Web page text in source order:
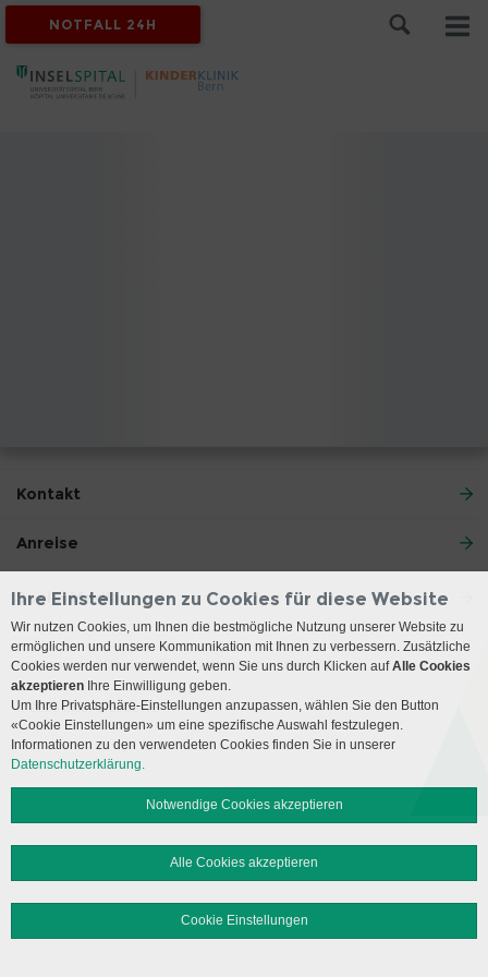
NOTFALL 24H
Kontakt
Anreise
Social Media
Impressum Disclaimer Datenschutz Sitemap
© 2026 Insel Gruppe AG
Ihre Einstellungen zu Cookies für diese Website
Wir nutzen Cookies, um Ihnen die bestmögliche Nutzung unserer Website zu
ermöglichen und unsere Kommunikation mit Ihnen zu verbessern. Zusätzliche
Cookies werden nur verwendet, wenn Sie uns durch Klicken aufAlle Cookies
akzeptieren Ihre Einwilligung geben.
Um Ihre Privatsphäre-Einstellungen anzupassen, wählen Sie den Button
«Cookie Einstellungen» um eine spezifische Auswahl festzulegen.
Informationen zu den verwendeten Cookies finden Sie in unserer
Datenschutzerklärung.
Notwendige Cookies akzeptieren
Alle Cookies akzeptieren
Cookie Einstellungen